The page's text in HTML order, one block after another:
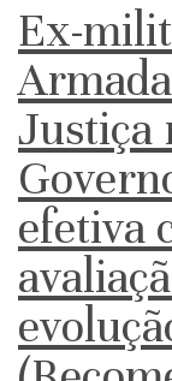
Ex-
Justiça
efetiva